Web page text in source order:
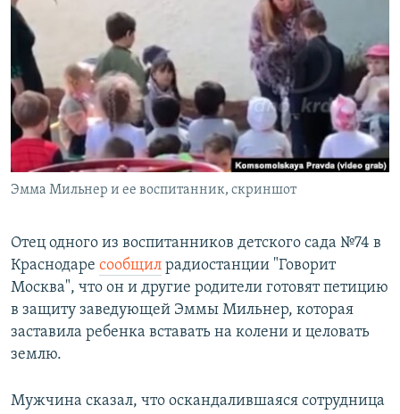
РАСПИСАНИЕ ВЕЩАНИЯ
ПОДПИШИТЕСЬ НА РАССЫЛКУ
СОЦИАЛЬНЫЕ СЕТИ
Эмма Мильнер и ее воспитанник, скриншот
Отец одного из воспитанников детского сада №74 в
Краснодаре сообщил радиостанции "Говорит
Москва", что он и другие родители готовят петицию
в защиту заведующей Эммы Мильнер, которая
заставила ребенка вставать на колени и целовать
землю.
Мужчина сказал, что оскандалившаяся сотрудница